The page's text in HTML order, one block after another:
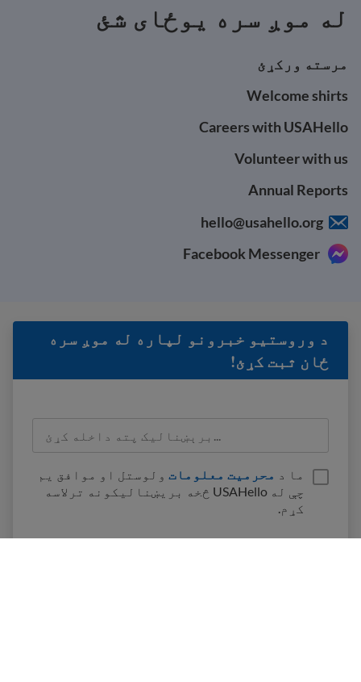
له موږ سره یوځای شئ
مرسته ورکړئ
Welcome shirts
Careers with USAHello
Volunteer with us
Annual Reports
hello@usahello.org
Facebook Messenger
د وروستيو خبرونو لپاره له موږ سره
ځان ثبت کړئ!
ما د محرمیت معلومات ولوستل او موافق یم
چې له USAHello څخه بریښنالیکونه ترلاسه
کړم.